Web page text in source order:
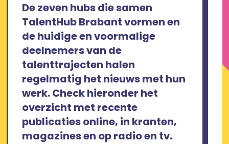
De zeven hubs die samen
TalentHub Brabant vormen en
de huidige en voormalige
deelnemers van de
talenttrajecten halen
regelmatig het nieuws met hun
werk. Check hieronder het
overzicht met recente
publicaties online, in kranten,
magazines en op radio en tv.